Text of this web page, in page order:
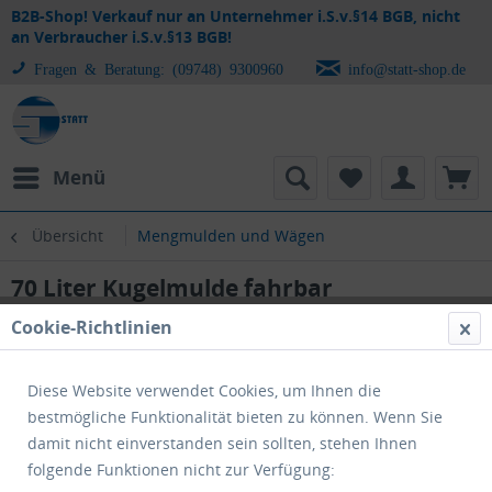
B2B-Shop! Verkauf nur an Unternehmer i.S.v.§14 BGB, nicht
an Verbraucher i.S.v.§13 BGB!
Fragen & Beratung: (09748) 9300960 info@statt-shop.de
Menü
Übersicht Mengmulden und Wägen
70 Liter Kugelmulde fahrbar
Cookie-Richtlinien
Diese Website verwendet Cookies, um Ihnen die
bestmögliche Funktionalität bieten zu können. Wenn Sie
damit nicht einverstanden sein sollten, stehen Ihnen
folgende Funktionen nicht zur Verfügung: